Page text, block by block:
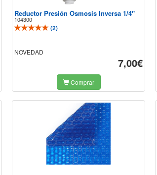
Reductor Presión Osmosis Inversa 1/4"
104300
(2)
NOVEDAD
7,00€
Comprar